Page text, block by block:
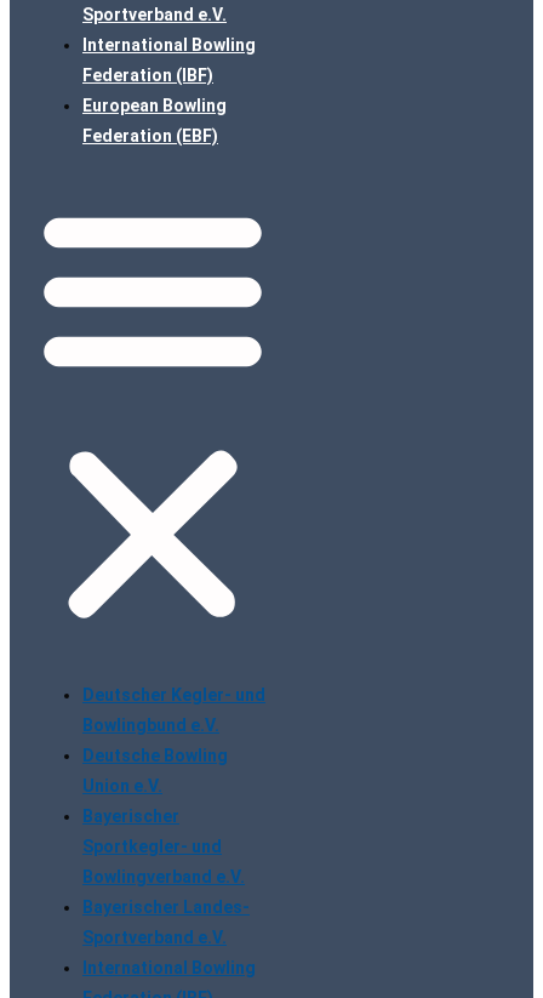
Sportverband e.V.
International Bowling
Federation (IBF)
European Bowling
Federation (EBF)
Deutscher Kegler- und
Bowlingbund e.V.
Deutsche Bowling
Union e.V.
Bayerischer
Sportkegler- und
Bowlingverband e.V.
Bayerischer Landes-
Sportverband e.V.
International Bowling